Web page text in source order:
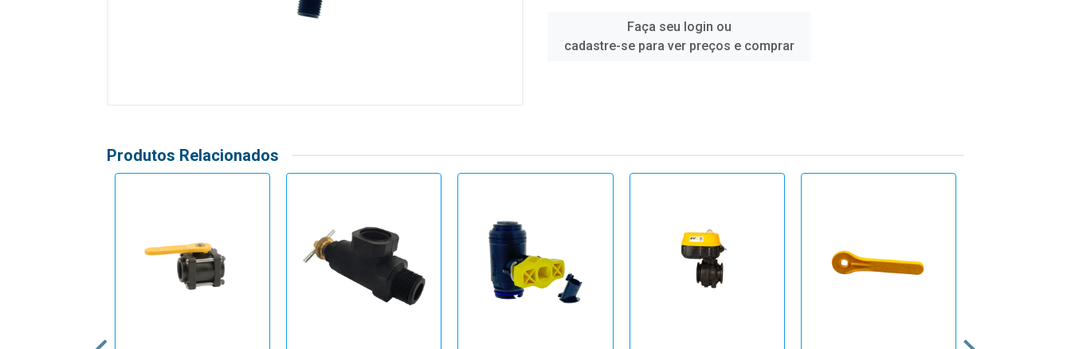
Faça seu login ou
cadastre-se para ver preços e comprar
Produtos Relacionados